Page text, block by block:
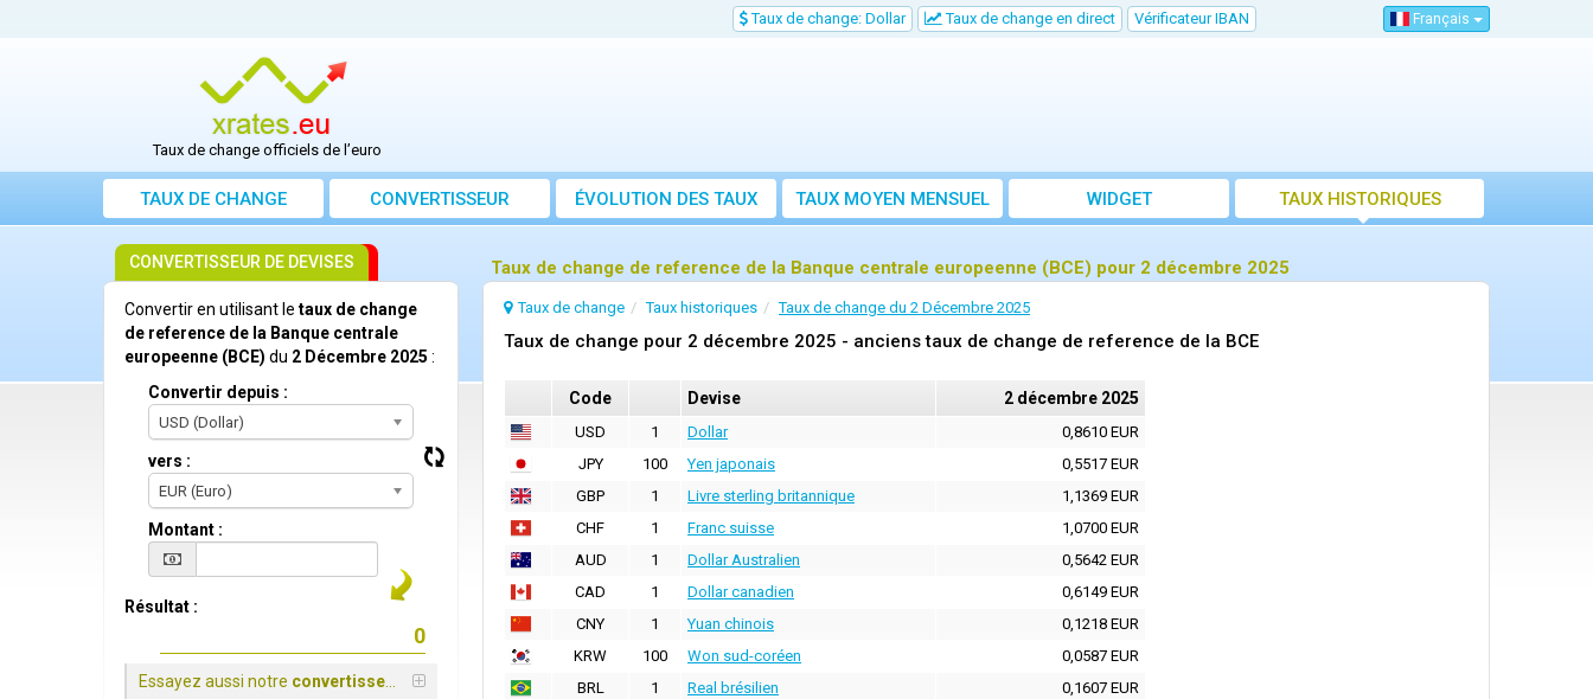
Taux de change: Dollar Taux de change en direct Vérificateur IBAN Français
Taux de change officiels de l’euro
TAUX DE CHANGE CONVERTISSEUR ÉVOLUTION DES TAUX TAUX MOYEN MENSUEL WIDGET TAUX HISTORIQUES
Taux de change de reference de la Banque centrale europeenne (BCE) pour 2 décembre 2025
Taux de change Taux historiques Taux de change du 2 Décembre 2025
Taux de change pour 2 décembre 2025 - anciens taux de change de reference de la BCE
Code Devise 2 décembre 2025
USD 1 Dollar
0,8610 EUR
JPY
100 Yen japonais
0,5517 EUR
GBP
1 Livre sterling britannique
1,1369 EUR
CHF
1 Franc suisse
1,0700 EUR
AUD
1 Dollar Australien
0,5642 EUR
CAD
1 Dollar canadien
0,6149 EUR
CNY
1 Yuan chinois
0,1218 EUR
KRW
100 Won sud-coréen
0,0587 EUR
BRL
1 Real brésilien
0,1607 EUR
CONVERTISSEUR DE DEVISES
Convertir en utilisant le taux de change
de reference de la Banque centrale
europeenne (BCE) du 2 Décembre 2025 :
Convertir depuis :
USD (Dollar)
vers :
EUR (Euro)
Montant :
Résultat :
Essayez aussi notre convertisseur